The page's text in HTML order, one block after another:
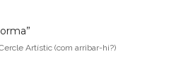
Artístic (com arribar-hi?)